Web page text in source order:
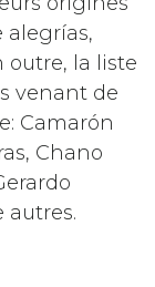
alegrías,
outre, la liste
venant de
Camarón
Chano
autres.